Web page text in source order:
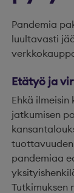
Pandemia
luultavasti
Etätyö ja
Ehkä
jatkumisen
pandemiaa
Tutkimuksen